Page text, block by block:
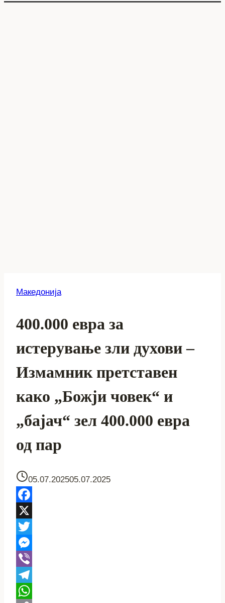
Македонија
400.000 евра за
истерување зли духови –
Измамник претставен
како „Божји човек“ и
„бајач“ зел 400.000 евра
од пар
05.07.202505.07.2025
Facebook
X
Twitter
Messenger
Viber
Telegram